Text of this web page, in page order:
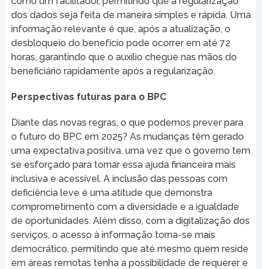
dos dados seja feita de maneira simples e rápida. Uma
informação relevante é que, após a atualização, o
desbloqueio do benefício pode ocorrer em até 72
horas, garantindo que o auxílio chegue nas mãos do
beneficiário rapidamente após a regularização.
Perspectivas futuras para o BPC
Diante das novas regras, o que podemos prever para
o futuro do BPC em 2025? As mudanças têm gerado
uma expectativa positiva, uma vez que o governo tem
se esforçado para tornar essa ajuda financeira mais
inclusiva e acessível. A inclusão das pessoas com
deficiência leve é uma atitude que demonstra
comprometimento com a diversidade e a igualdade
de oportunidades. Além disso, com a digitalização dos
serviços, o acesso à informação torna-se mais
democrático, permitindo que até mesmo quem reside
em áreas remotas tenha a possibilidade de requerer e